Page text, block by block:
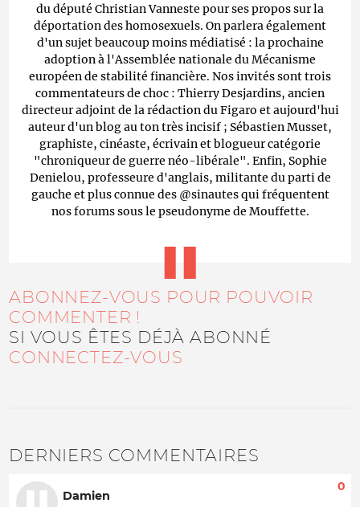
du député Christian Vanneste pour ses propos sur la
déportation des homosexuels. On parlera également
d'un sujet beaucoup moins médiatisé : la prochaine
adoption à l'Assemblée nationale du Mécanisme
européen de stabilité financière. Nos invités sont trois
commentateurs de choc : Thierry Desjardins, ancien
directeur adjoint de la rédaction du Figaro et aujourd'hui
auteur d'un blog au ton très incisif ; Sébastien Musset,
graphiste, cinéaste, écrivain et blogueur catégorie
"chroniqueur de guerre néo-libérale". Enfin, Sophie
Denielou, professeure d'anglais, militante du parti de
gauche et plus connue des @sinautes qui fréquentent
nos forums sous le pseudonyme de Mouffette.
ABONNEZ-VOUS POUR POUVOIR
COMMENTER !
SI VOUS ÊTES DÉJÀ ABONNÉ
CONNECTEZ-VOUS
DERNIERS COMMENTAIRES
Damien
0